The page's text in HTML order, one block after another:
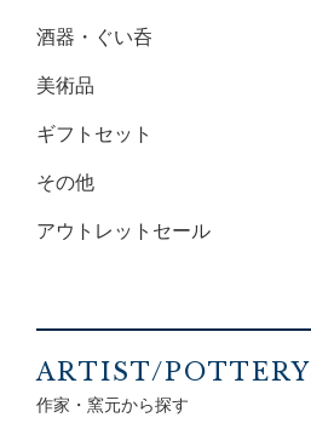
酒器・ぐい呑
美術品
ギフトセット
その他
アウトレットセール
ARTIST/POTTERY
作家・窯元から探す